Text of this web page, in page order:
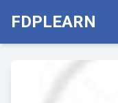
FDPLEARN